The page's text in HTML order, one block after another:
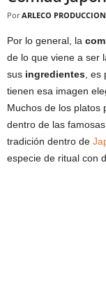
Por ARLECO
Por lo general, la
de lo que viene a ser
sus ingredientes ,
tienen esa imagen
Muchos de los platos
dentro de las
tradición dentro de
especie de ritual con